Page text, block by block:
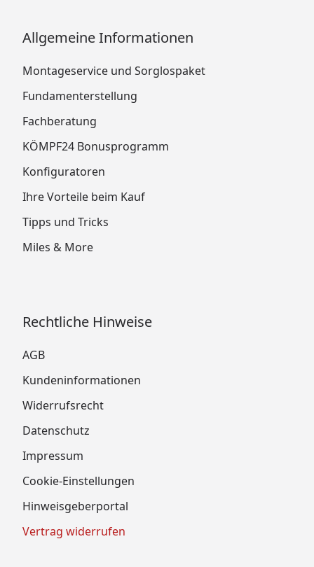
Allgemeine Informationen
Montageservice und Sorglospaket
Fundamenterstellung
Fachberatung
KÖMPF24 Bonusprogramm
Konfiguratoren
Ihre Vorteile beim Kauf
Tipps und Tricks
Miles & More
Rechtliche Hinweise
AGB
Kundeninformationen
Widerrufsrecht
Datenschutz
Impressum
Cookie-Einstellungen
Hinweisgeberportal
Vertrag widerrufen